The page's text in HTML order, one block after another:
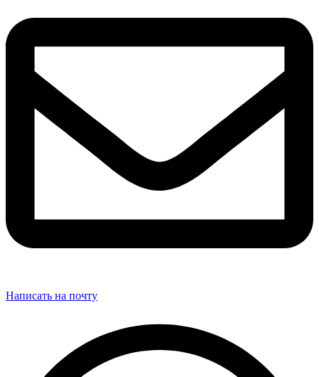
Написать на почту